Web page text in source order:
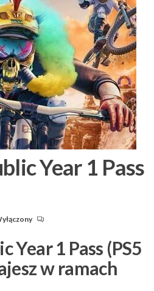
Year 1 Pass
Year 1 Pass (PS5
w ramach